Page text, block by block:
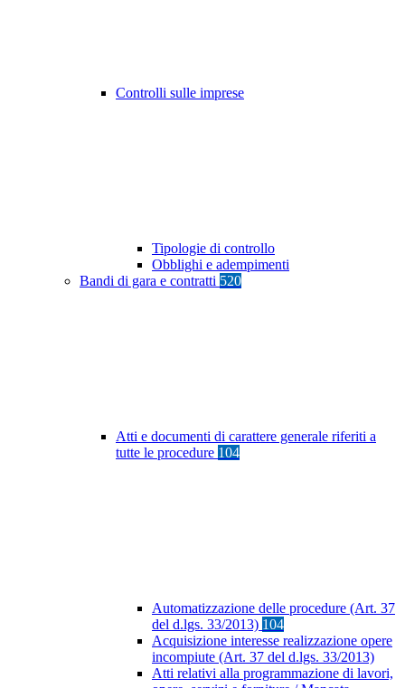
Controlli sulle imprese
Tipologie di controllo
Obblighi e adempimenti
Bandi di gara e contratti 520
Atti e documenti di carattere generale riferiti a
tutte le procedure 104
Automatizzazione delle procedure (Art. 37
del d.lgs. 33/2013) 104
Acquisizione interesse realizzazione opere
incompiute (Art. 37 del d.lgs. 33/2013)
Atti relativi alla programmazione di lavori,